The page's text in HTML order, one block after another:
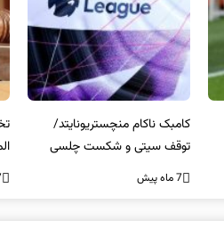
تخلفات مالی در هیئت رشته‌ای
المپیکی در مازندران
7 ماه پیش 7